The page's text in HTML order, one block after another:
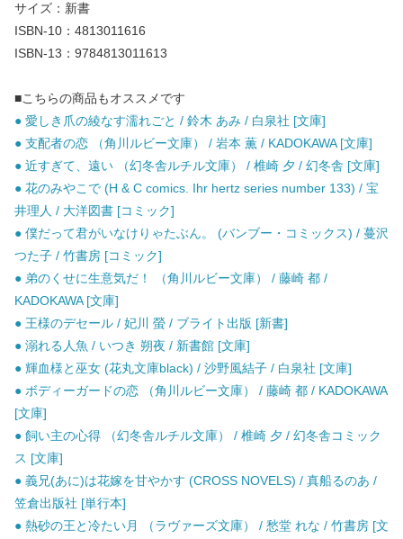
サイズ：新書
ISBN-10：4813011616
ISBN-13：9784813011613
■こちらの商品もオススメです
● 愛しき爪の綾なす濡れごと / 鈴木 あみ / 白泉社 [文庫]
● 支配者の恋 （角川ルビー文庫） / 岩本 薫 / KADOKAWA [文庫]
● 近すぎて、遠い （幻冬舎ルチル文庫） / 椎崎 夕 / 幻冬舎 [文庫]
● 花のみやこで (H & C comics. Ihr hertz series number 133) / 宝
井理人 / 大洋図書 [コミック]
● 僕だって君がいなけりゃたぶん。 (バンブー・コミックス) / 蔓沢
つた子 / 竹書房 [コミック]
● 弟のくせに生意気だ！ （角川ルビー文庫） / 藤崎 都 /
KADOKAWA [文庫]
● 王様のデセール / 妃川 螢 / ブライト出版 [新書]
● 溺れる人魚 / いつき 朔夜 / 新書館 [文庫]
● 輝血様と巫女 (花丸文庫black) / 沙野風結子 / 白泉社 [文庫]
● ボディーガードの恋 （角川ルビー文庫） / 藤崎 都 / KADOKAWA
[文庫]
● 飼い主の心得 （幻冬舎ルチル文庫） / 椎崎 夕 / 幻冬舎コミック
ス [文庫]
● 義兄(あに)は花嫁を甘やかす (CROSS NOVELS) / 真船るのあ /
笠倉出版社 [単行本]
● 熱砂の王と冷たい月 （ラヴァーズ文庫） / 愁堂 れな / 竹書房 [文